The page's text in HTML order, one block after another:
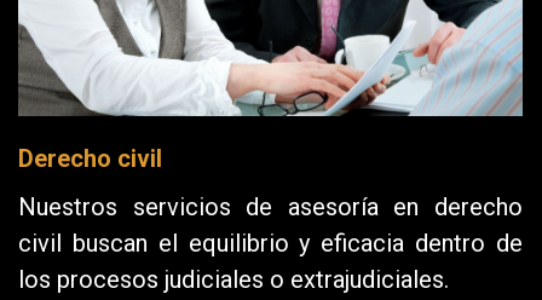
Derecho civil
Nuestros servicios de asesoría en derecho
civil buscan el equilibrio y eficacia dentro de
los procesos judiciales o extrajudiciales.